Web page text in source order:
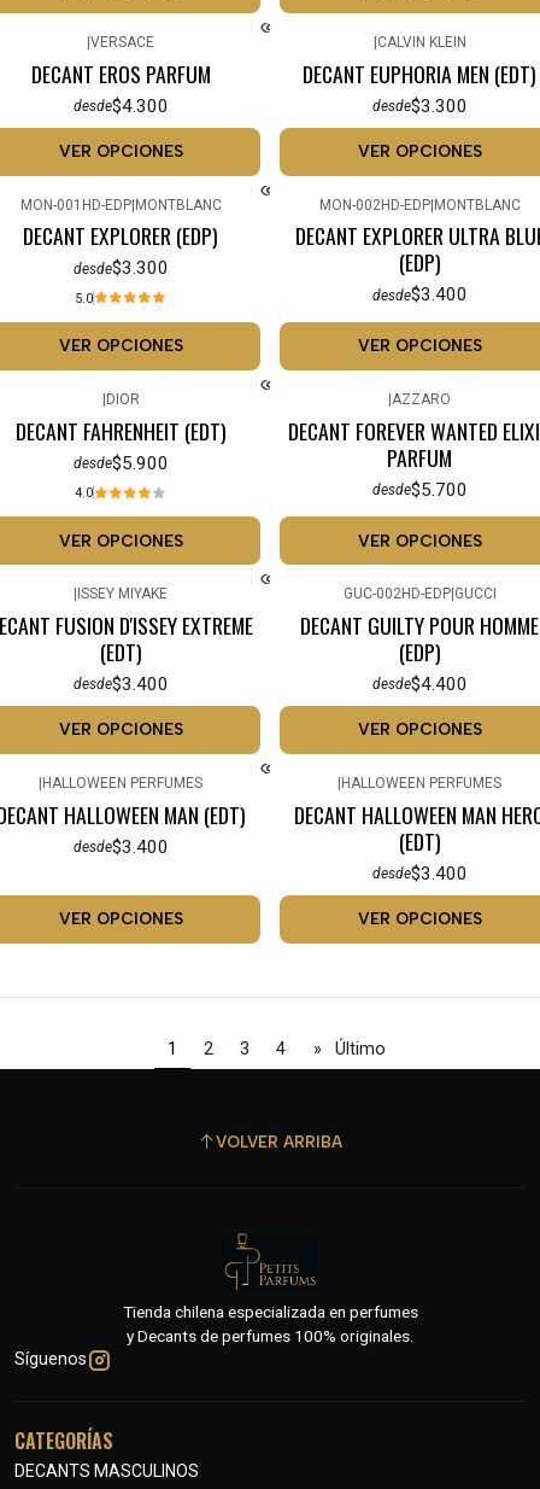
VERSACE
DECANT EROS PARFUM
desde$4.300
VER OPCIONES
CALVIN KLEIN
DECANT EUPHORIA MEN (EDT)
desde$3.300
VER OPCIONES
MON-001HD-EDP|MONTBLANC
DECANT EXPLORER (EDP)
desde$3.300
5.0
VER OPCIONES
MON-002HD-EDP|MONTBLANC
DECANT EXPLORER ULTRA
(EDP)
desde$3.400
VER OPCIONES
DIOR
DECANT FAHRENHEIT (EDT)
desde$5.900
4.0
VER OPCIONES
AZZARO
DECANT FOREVER WANTED
PARFUM
desde$5.700
VER OPCIONES
ISSEY MIYAKE
FUSION D'ISSEY EXTREME
(EDT)
desde$3.400
VER OPCIONES
GUC-002HD-EDP| GUCCI
DECANT GUILTY POUR HOMME
(EDP)
desde$4.400
VER OPCIONES
HALLOWEEN PERFUMES
HALLOWEEN MAN (EDT)
desde$3.400
VER OPCIONES
HALLOWEEN PERFUMES
DECANT HALLOWEEN MAN
(EDT)
desde$3.400
VER OPCIONES
1 2 3 4 » Último
VOLVER ARRIBA
Tienda chilena especializada en perfumes
y Decants de perfumes 100% originales.
Síguenos
CATEGORÍAS
DECANTS MASCULINOS